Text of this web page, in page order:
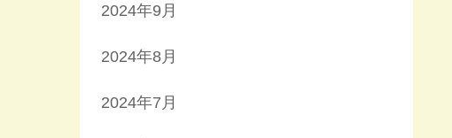
2024年9月
2024年8月
2024年7月